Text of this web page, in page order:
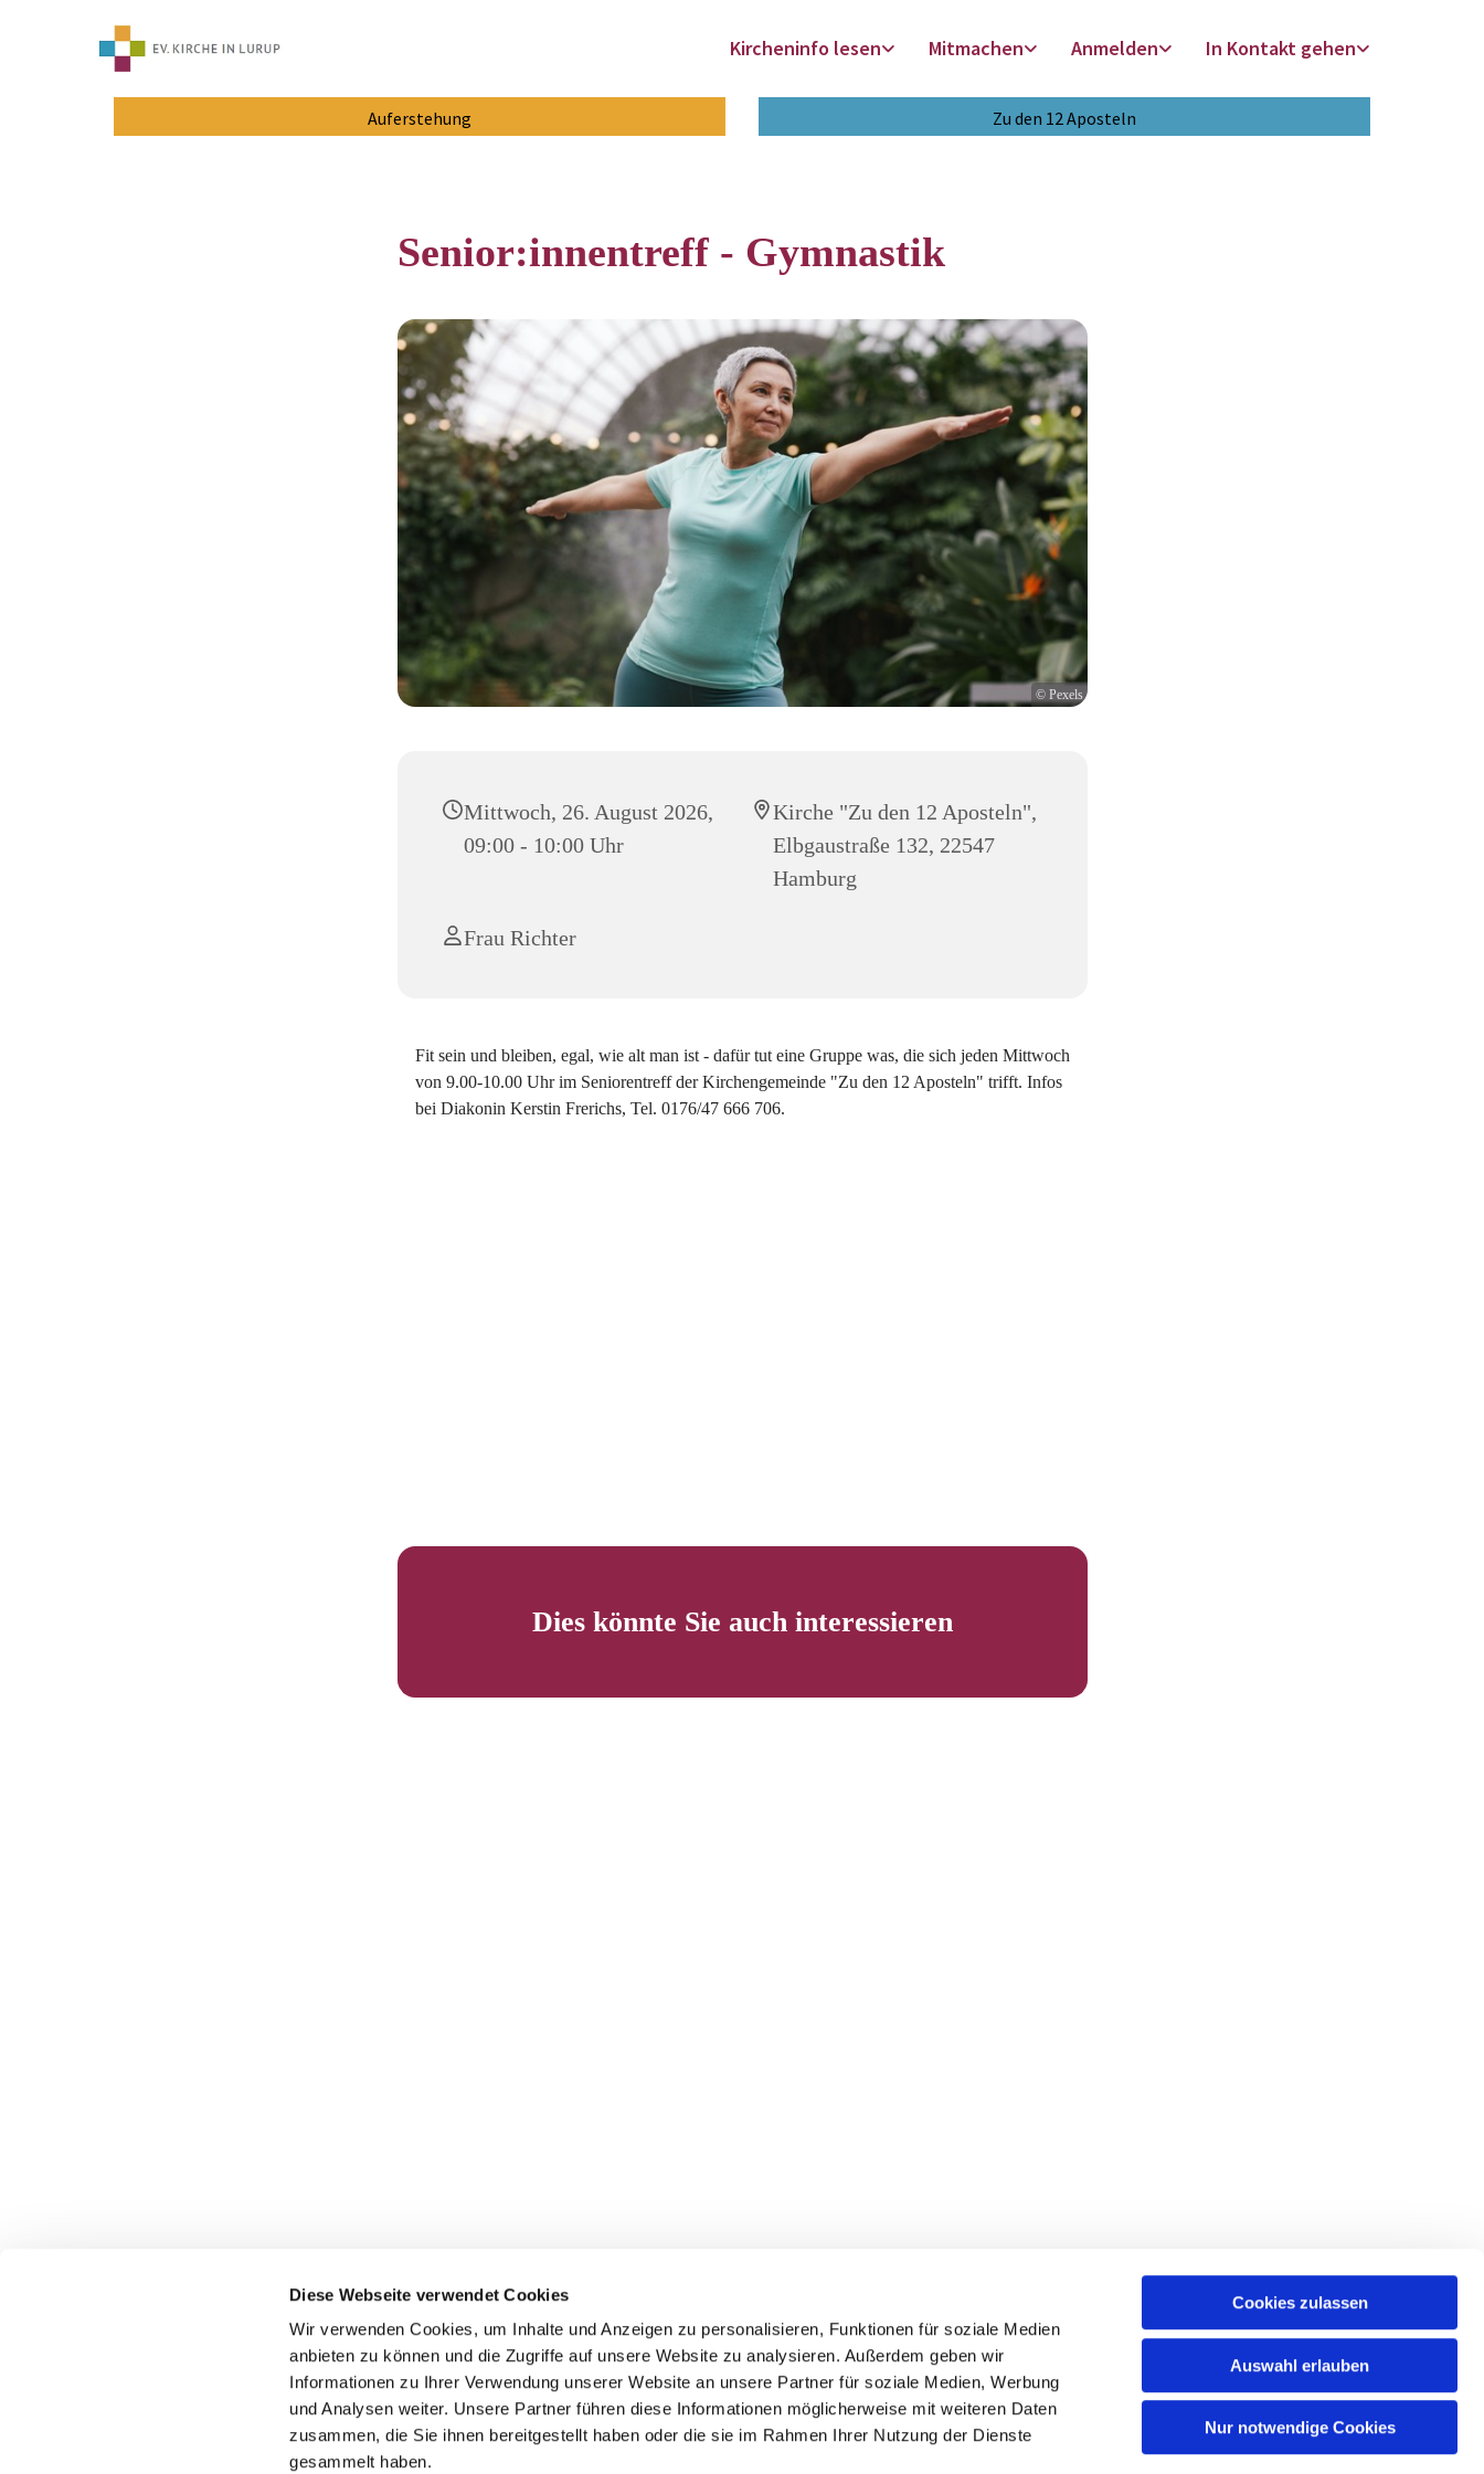
Diese Webseite verwendet Cookies
Wir verwenden Cookies, um Inhalte und Anzeigen zu personalisieren, Funktionen für soziale Medien
anbieten zu können und die Zugriffe auf unsere Website zu analysieren. Außerdem geben wir
Informationen zu Ihrer Verwendung unserer Website an unsere Partner für soziale Medien, Werbung
und Analysen weiter. Unsere Partner führen diese Informationen möglicherweise mit weiteren Daten
zusammen, die Sie ihnen bereitgestellt haben oder die sie im Rahmen Ihrer Nutzung der Dienste
gesammelt haben.
Cookies zulassen
Auswahl erlauben
Nur notwendige Cookies
Kircheninfo lesen Mitmachen Anmelden In Kontakt gehen
Auferstehung Zu den 12 Aposteln
Senior:innentreff - Gymnastik
© Pexels
Mittwoch, 26. August 2026,
09:00 - 10:00 Uhr
Kirche "Zu den 12 Aposteln",
Elbgaustraße 132, 22547
Hamburg
Frau Richter
Fit sein und bleiben, egal, wie alt man ist - dafür tut eine Gruppe was, die sich jeden Mittwoch
von 9.00-10.00 Uhr im Seniorentreff der Kirchengemeinde "Zu den 12 Aposteln" trifft. Infos
bei Diakonin Kerstin Frerichs, Tel. 0176/47 666 706.
Dies könnte Sie auch interessieren
Impressum Datenschutzerklärung ChurchDesk-Login